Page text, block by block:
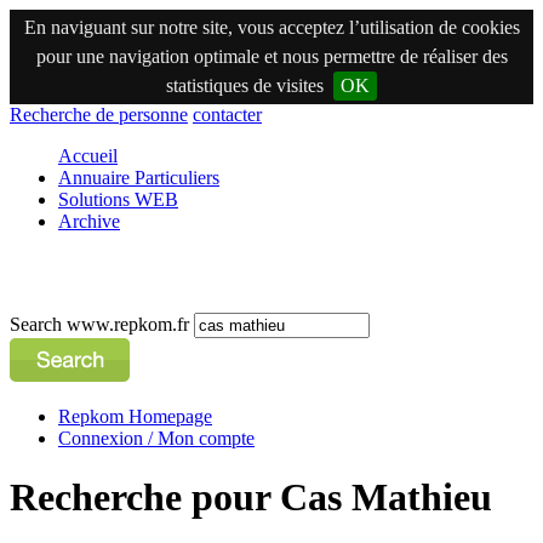
En naviguant sur notre site, vous acceptez l’utilisation de cookies
pour une navigation optimale et nous permettre de réaliser des
statistiques de visites
OK
Recherche de personne contacter
Accueil
Annuaire Particuliers
Solutions WEB
Archive
Search www.repkom.fr
Repkom Homepage
Connexion / Mon compte
Recherche pour Cas Mathieu